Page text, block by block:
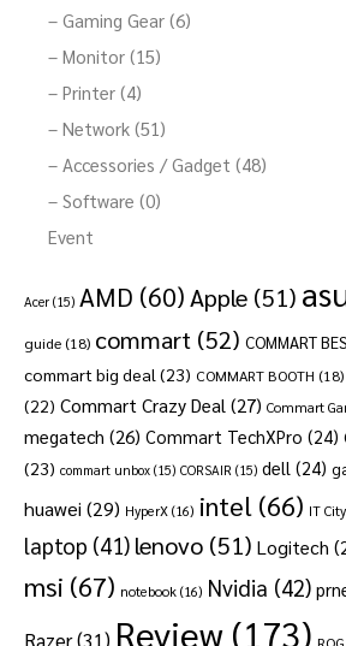
– Gaming Gear (6)
– Monitor (15)
– Printer (4)
– Network (51)
– Accessories / Gadget (48)
– Software (0)
Event
Acer (15) AMD (60)Apple (51)
guide (18) commart (52) COMMART
commart big deal (23) COMMART BOOTH (18)
(22) Commart Crazy Deal (27) Commart
megatech (26) Commart TechXPro (24)
(23) commart unbox (15) CORSAIR (15) dell (24)
huawei (29) HyperX (16) intel (66) IT City
laptop (41) lenovo (51) Logitech
msi (67) notebook (16) Nvidia (42)
Razer(31) Review (173)